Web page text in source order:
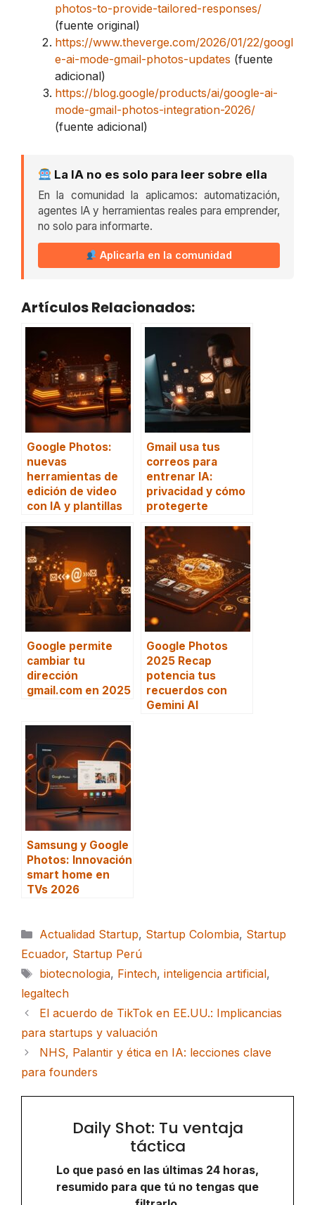
photos-to-provide-tailored-responses/
(fuente original)
https://www.theverge.com/2026/01/22/googl
e-ai-mode-gmail-photos-updates (fuente
adicional)
https://blog.google/products/ai/google-ai-
mode-gmail-photos-integration-2026/
(fuente adicional)
La IA no es solo para leer sobre ella
En la comunidad la aplicamos: automatización,
agentes IA y herramientas reales para emprender,
no solo para informarte.
Aplicarla en la comunidad
Artículos Relacionados:
Google Photos:
nuevas
herramientas de
edición de video
con IA y plantillas
Gmail usa tus
correos para
entrenar IA:
privacidad y cómo
protegerte
Google permite
cambiar tu
dirección
gmail.com en 2025
Google Photos
2025 Recap
potencia tus
recuerdos con
Gemini AI
Samsung y Google
Photos: Innovación
smart home en
TVs 2026
Categorías
Actualidad Startup, Startup Colombia, Startup
Ecuador, Startup Perú
Etiquetas
biotecnologia, Fintech, inteligencia artificial,
legaltech
El acuerdo de TikTok en EE.UU.: Implicancias
para startups y valuación
NHS, Palantir y ética en IA: lecciones clave
para founders
Daily Shot: Tu ventaja
táctica
Lo que pasó en las últimas 24 horas,
resumido para que tú no tengas que